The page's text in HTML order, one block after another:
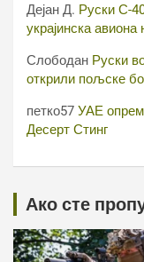
Дејан Д. Руски С-
украјинска
Слободан Руски
открили пољске
петко57 УАЕ
Десерт Стинг
Ако сте